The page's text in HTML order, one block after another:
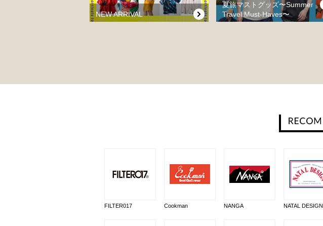
NEW ARRIVAL
夏旅マストグッズ〜Summer
Travel Must-Haves〜
FILTER017 Cookman NANGA NATAL DESIGN